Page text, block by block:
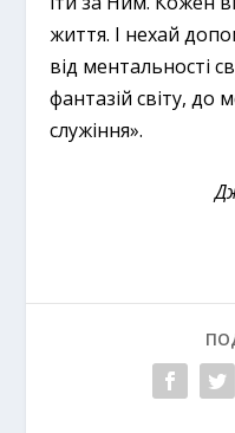
життя. І нехай
від ментальності
фантазій світу, до
служіння».